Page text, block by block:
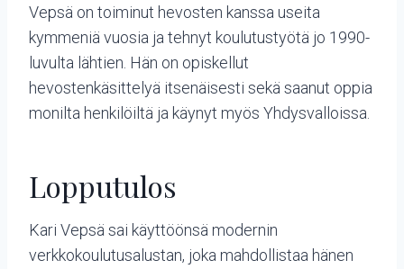
Vepsä on toiminut hevosten kanssa useita
kymmeniä vuosia ja tehnyt koulutustyötä jo 1990-
luvulta lähtien. Hän on opiskellut
hevostenkäsittelyä itsenäisesti sekä saanut oppia
monilta henkilöiltä ja käynyt myös Yhdysvalloissa.
Lopputulos
Kari Vepsä sai käyttöönsä modernin
verkkokoulutusalustan, joka mahdollistaa hänen